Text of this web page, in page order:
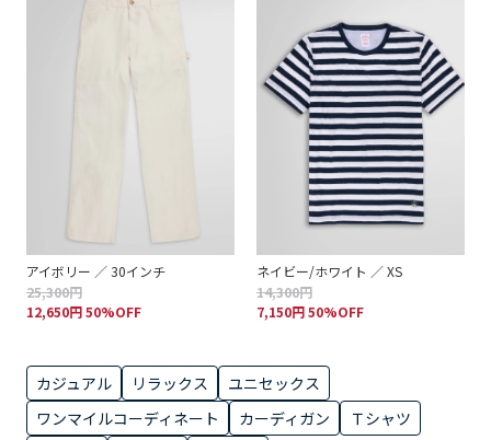
アイボリー ／ 30インチ
25,300円
12,650円 50%OFF
ネイビー/ホワイト ／ XS
14,300円
7,150円 50%OFF
カジュアル リラックス
ユニセックス
ワンマイルコーディネート
カーディガン
Ｔシャツ